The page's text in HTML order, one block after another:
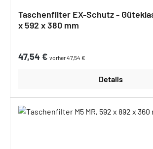
Taschenfilter EX-Schutz -
x 592 x 380 mm
Regulärer Preis:
47,54 € vorher 47,54 €
Details